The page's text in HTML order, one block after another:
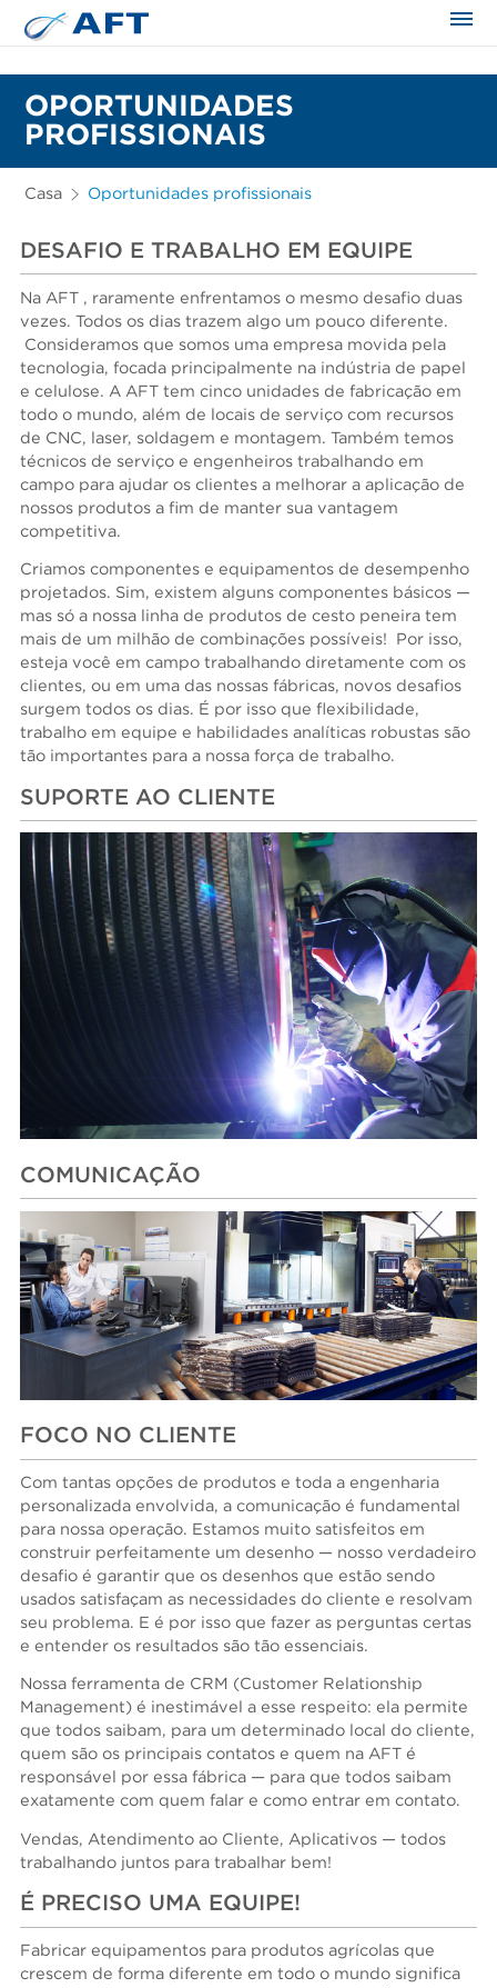
OPORTUNIDADES
PROFISSIONAIS
Casa Oportunidades profissionais
DESAFIO E TRABALHO EM EQUIPE
Na AFT , raramente enfrentamos o mesmo desafio duas
vezes. Todos os dias trazem algo um pouco diferente.
Consideramos que somos uma empresa movida pela
tecnologia, focada principalmente na indústria de papel
e celulose. A AFT tem cinco unidades de fabricação em
todo o mundo, além de locais de serviço com recursos
de CNC, laser, soldagem e montagem. Também temos
técnicos de serviço e engenheiros trabalhando em
campo para ajudar os clientes a melhorar a aplicação de
nossos produtos a fim de manter sua vantagem
competitiva.
Criamos componentes e equipamentos de desempenho
projetados. Sim, existem alguns componentes básicos —
mas só a nossa linha de produtos de cesto peneira tem
mais de um milhão de combinações possíveis! Por isso,
esteja você em campo trabalhando diretamente com os
clientes, ou em uma das nossas fábricas, novos desafios
surgem todos os dias. É por isso que flexibilidade,
trabalho em equipe e habilidades analíticas robustas são
tão importantes para a nossa força de trabalho.
SUPORTE AO CLIENTE
COMUNICAÇÃO
FOCO NO CLIENTE
Com tantas opções de produtos e toda a engenharia
personalizada envolvida, a comunicação é fundamental
para nossa operação. Estamos muito satisfeitos em
construir perfeitamente um desenho — nosso verdadeiro
desafio é garantir que os desenhos que estão sendo
usados satisfaçam as necessidades do cliente e resolvam
seu problema. E é por isso que fazer as perguntas certas
e entender os resultados são tão essenciais.
Nossa ferramenta de CRM (Customer Relationship
Management) é inestimável a esse respeito: ela permite
que todos saibam, para um determinado local do cliente,
quem são os principais contatos e quem na AFT é
responsável por essa fábrica — para que todos saibam
exatamente com quem falar e como entrar em contato.
Vendas, Atendimento ao Cliente, Aplicativos — todos
trabalhando juntos para trabalhar bem!
É PRECISO UMA EQUIPE!
Fabricar equipamentos para produtos agrícolas que
crescem de forma diferente em todo o mundo significa